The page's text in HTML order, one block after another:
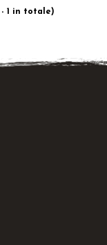
1 in totale)